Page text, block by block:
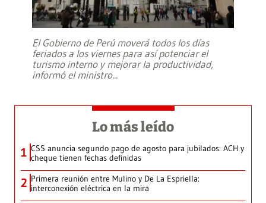
El Gobierno de Perú moverá todos los días
feriados a los viernes para así potenciar el
turismo interno y mejorar la productividad,
informó el ministro...
Lo más leído
1 CSS anuncia segundo pago de agosto para jubilados: ACH y
cheque tienen fechas definidas
2 Primera reunión entre Mulino y De La Espriella:
interconexión eléctrica en la mira